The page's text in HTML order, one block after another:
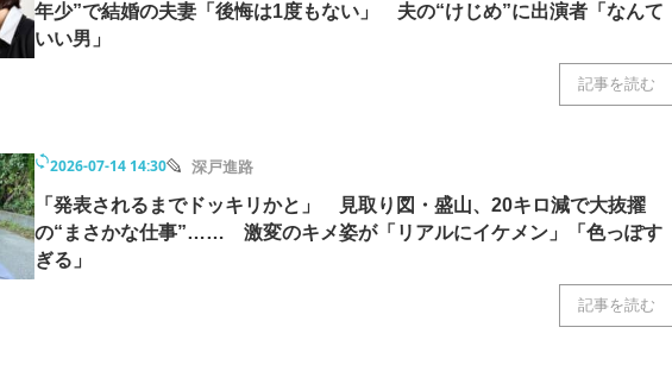
年少”で結婚の夫妻「後悔は1度もない」 夫の“けじめ”に出演者「なんて
いい男」
記事を読む
2026-07-14 14:30 深戸進路
「発表されるまでドッキリかと」 見取り図・盛山、20キロ減で大抜擢
の“まさかな仕事”…… 激変のキメ姿が「リアルにイケメン」「色っぽす
ぎる」
記事を読む